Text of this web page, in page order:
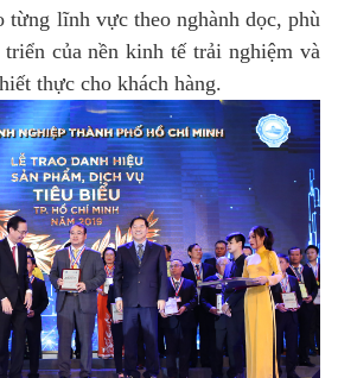
từng lĩnh vực theo nghành dọc, phù
của nền kinh tế trải nghiệm và
thực cho khách hàng.